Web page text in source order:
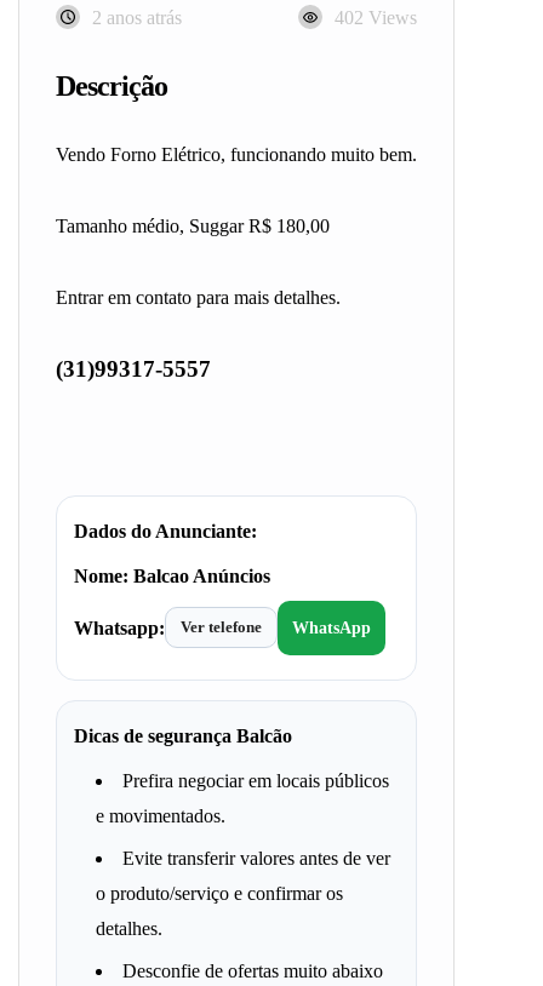
2 anos atrás 402 Views
Descrição
Vendo Forno Elétrico, funcionando muito bem.
Tamanho médio, Suggar R$ 180,00
Entrar em contato para mais detalhes.
(31)99317-5557
Dados do Anunciante:
Nome: Balcao Anúncios
Whatsapp: Ver telefone WhatsApp
Dicas de segurança Balcão
Prefira negociar em locais públicos
e movimentados.
Evite transferir valores antes de ver
o produto/serviço e confirmar os
detalhes.
Desconfie de ofertas muito abaixo